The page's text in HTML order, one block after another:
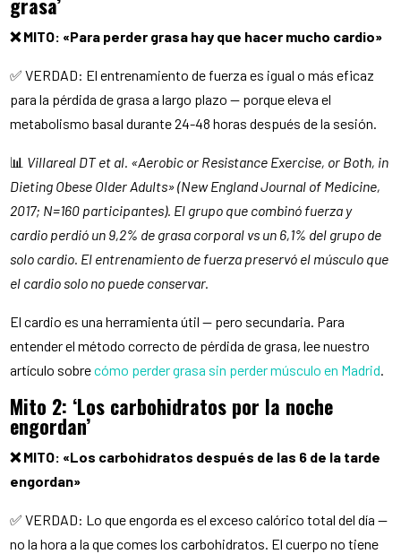
❌ MITO: «Para perder grasa hay que hacer mucho cardio»
✅ VERDAD: El entrenamiento de fuerza es igual o más eficaz
para la pérdida de grasa a largo plazo — porque eleva el
metabolismo basal durante 24-48 horas después de la sesión.
📊 Villareal DT et al. «Aerobic or Resistance Exercise, or Both, in
Dieting Obese Older Adults» (New England Journal of Medicine,
2017; N=160 participantes). El grupo que combinó fuerza y
cardio perdió un 9,2% de grasa corporal vs un 6,1% del grupo de
solo cardio. El entrenamiento de fuerza preservó el músculo que
el cardio solo no puede conservar.
El cardio es una herramienta útil — pero secundaria. Para
entender el método correcto de pérdida de grasa, lee nuestro
artículo sobrecómo perder grasa sin perder músculo en Madrid.
Mito 2: ‘Los carbohidratos por la noche
engordan’
❌ MITO: «Los carbohidratos después de las 6 de la tarde
engordan»
✅ VERDAD: Lo que engorda es el exceso calórico total del día —
no la hora a la que comes los carbohidratos. El cuerpo no tiene